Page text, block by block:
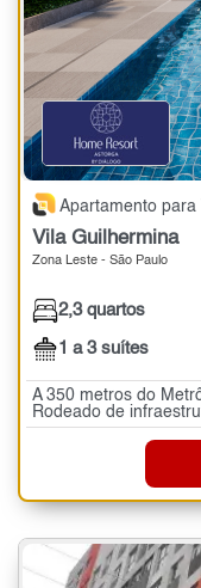
Apartamento para
Vila Guilhermina
Zona Leste - São Paulo
2,3 quartos
1 a 3 suítes
A 350 metros do
Rodeado de